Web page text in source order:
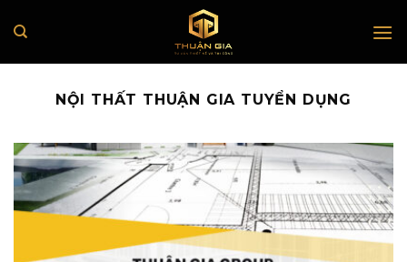
to
NỘI THẤT THUẬN GIA TUYỂN DỤNG